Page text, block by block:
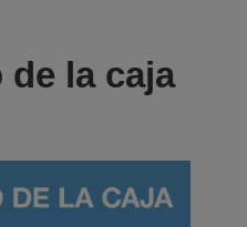
la caja